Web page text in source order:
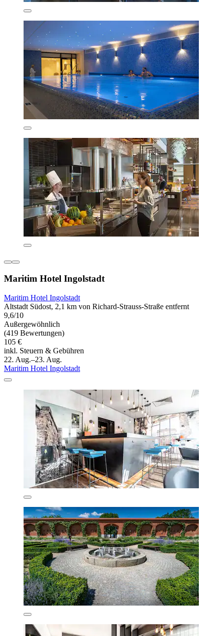
Maritim Hotel Ingolstadt
Maritim Hotel Ingolstadt
Altstadt Südost, 2,1 km von Richard-Strauss-Straße entfernt
9,6/10
Außergewöhnlich
(419 Bewertungen)
105 €
inkl. Steuern & Gebühren
22. Aug.–23. Aug.
Maritim Hotel Ingolstadt